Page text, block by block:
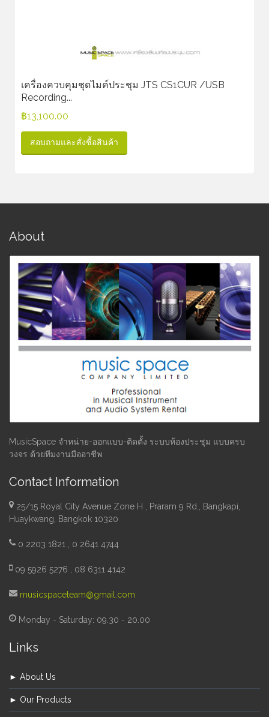
เครื่องควบคุมชุดไมค์ประชุม JTS CS1CUR /USB
Recording...
฿13,100.00
สอบถามและสั่งซื้อสินค้า
About
MusicSpace จำหน่าย-ออกแบบ-ติดตั้ง ระบบห้องประชุม แบบครบ
วงจร ด้วยทีมงานมืออาชีพ
Contact Information
25/15 Royal City Avenue Zone H , Praram 9 Rd., Bangkapi,
Huaykwang, Bangkok 10320
0 2203 1821 , 0 2641 4744
09 5926 5276 , 08 6311 4142
musicspaceteam@gmail.com
Monday - Saturday: 09.30 - 20.00
Links
► About Us
► Our Products